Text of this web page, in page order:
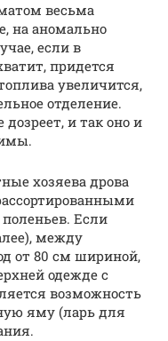
весьма
на аномально
если в
придется
увеличится,
отделение.
и так оно и
хозяева дрова
Если
между
от 80 см шириной,
одежде с
возможность
яму (ларь для